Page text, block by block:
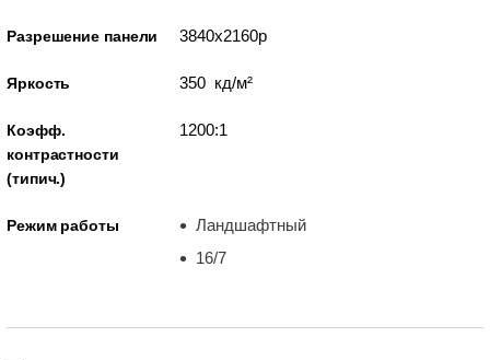
Разрешение панели 3840x2160p
Яркость 350 кд/м²
Коэфф.
контрастности
(типич.)
1200:1
Режим работы
Ландшафтный
16/7